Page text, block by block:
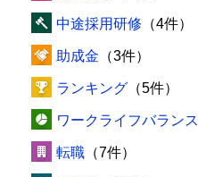
中途採用研修 （4件）
助成金 （3件）
ランキング （5件）
ワークライフバランス
転職 （7件）